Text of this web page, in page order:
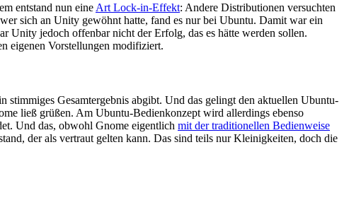
entstand nun eine Art Lock-in-Effekt: Andere Distributionen versuchten
sich an Unity gewöhnt hatte, fand es nur bei Ubuntu. Damit war ein
Unity jedoch offenbar nicht der Erfolg, das es hätte werden sollen.
eigenen Vorstellungen modifiziert.
stimmiges Gesamtergebnis abgibt. Und das gelingt den aktuellen Ubuntu-
ließ grüßen. Am Ubuntu-Bedienkonzept wird allerdings ebenso
Und das, obwohl Gnome eigentlich mit der traditionellen Bedienweise
der als vertraut gelten kann. Das sind teils nur Kleinigkeiten, doch die